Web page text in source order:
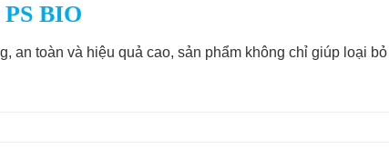
BIO
an toàn và hiệu quả cao, sản phẩm không chỉ giúp loại